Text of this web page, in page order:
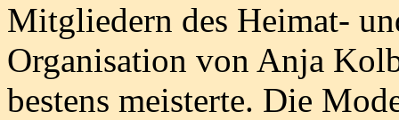
Mitgliedern des Heimat-
Organisation von Anja
bestens meisterte. Die